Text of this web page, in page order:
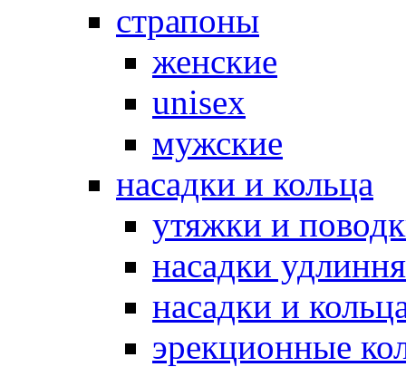
страпоны
женские
unisex
мужские
насадки и кольца
утяжки и
насадки
насадки и
эрекционные